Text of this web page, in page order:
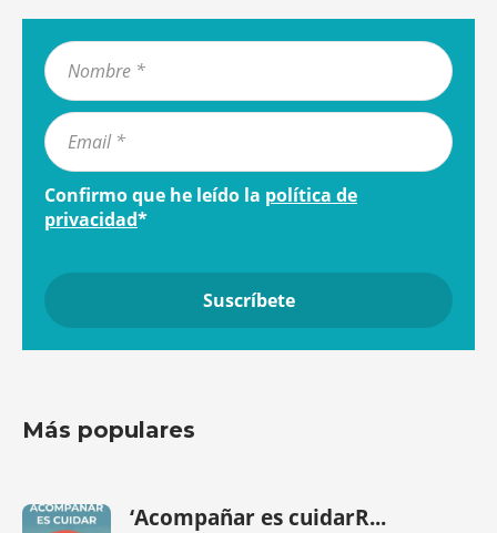
Confirmo que he leído la política de
privacidad*
Más populares
‘Acompañar es cuidarR...